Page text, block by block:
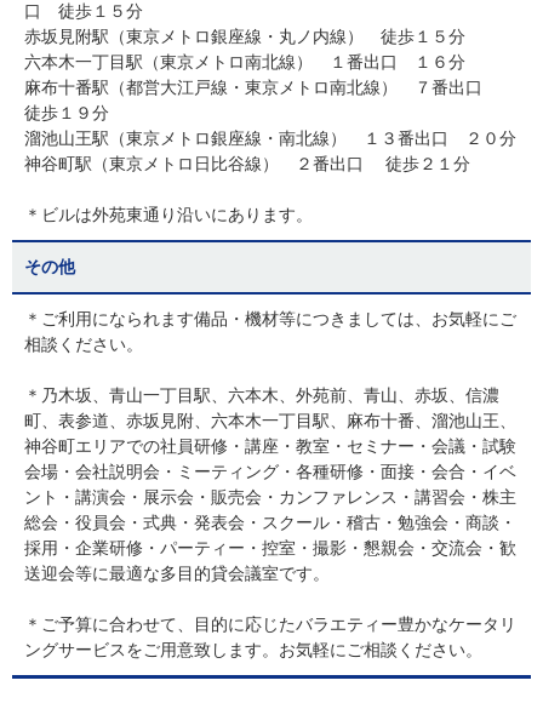
口 徒歩１５分
赤坂見附駅（東京メトロ銀座線・丸ノ内線） 徒歩１５分
六本木一丁目駅（東京メトロ南北線） １番出口 １６分
麻布十番駅（都営大江戸線・東京メトロ南北線） ７番出口
徒歩１９分
溜池山王駅（東京メトロ銀座線・南北線） １３番出口 ２０分
神谷町駅（東京メトロ日比谷線） ２番出口 徒歩２１分
＊ビルは外苑東通り沿いにあります。
その他
＊ご利用になられます備品・機材等につきましては、お気軽にご
相談ください。
＊乃木坂、青山一丁目駅、六本木、外苑前、青山、赤坂、信濃
町、表参道、赤坂見附、六本木一丁目駅、麻布十番、溜池山王、
神谷町エリアでの社員研修・講座・教室・セミナー・会議・試験
会場・会社説明会・ミーティング・各種研修・面接・会合・イベ
ント・講演会・展示会・販売会・カンファレンス・講習会・株主
総会・役員会・式典・発表会・スクール・稽古・勉強会・商談・
採用・企業研修・パーティー・控室・撮影・懇親会・交流会・歓
送迎会等に最適な多目的貸会議室です。
＊ご予算に合わせて、目的に応じたバラエティー豊かなケータリ
ングサービスをご用意致します。お気軽にご相談ください。